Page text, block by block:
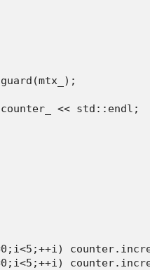
<< std::endl;